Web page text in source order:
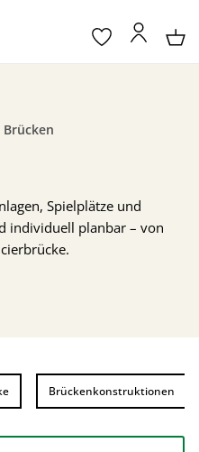
Brücken
Spielplätze und
individuell planbar – von
Brückenkonstruktionen